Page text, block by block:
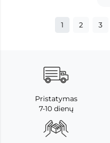
1 2 3
Pristatymas
7-10 dienų